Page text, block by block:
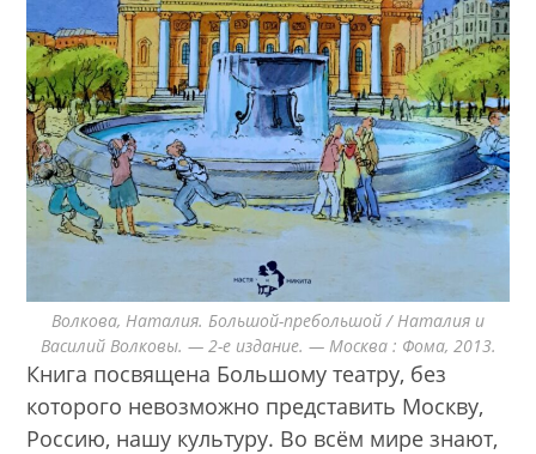
Волкова, Наталия. Большой-пребольшой / Наталия и
Василий Волковы. — 2-е издание. — Москва : Фома, 2013.
Книга посвящена Большому театру, без
которого невозможно представить Москву,
Россию, нашу культуру. Во всём мире знают,